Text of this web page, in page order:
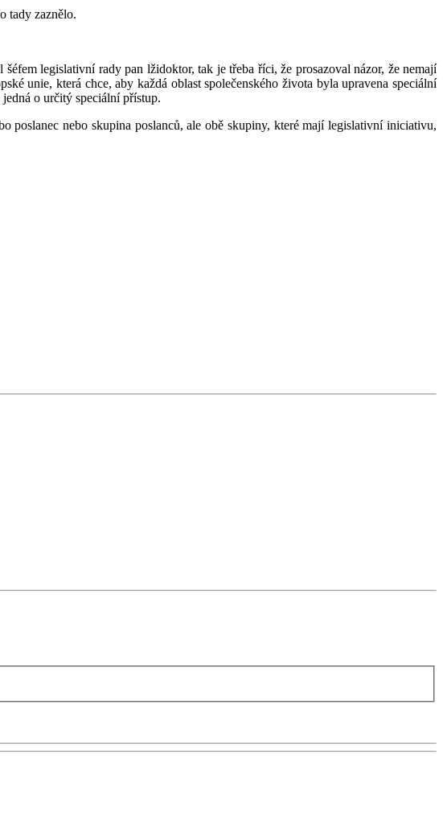
tady zaznělo.
legislativní rady pan lžidoktor, tak je třeba říci, že prosazoval názor, že nemají
unie, která chce, aby každá oblast společenského života byla upravena speciální
o určitý speciální přístup.
poslanec nebo skupina poslanců, ale obě skupiny, které mají legislativní iniciativu,